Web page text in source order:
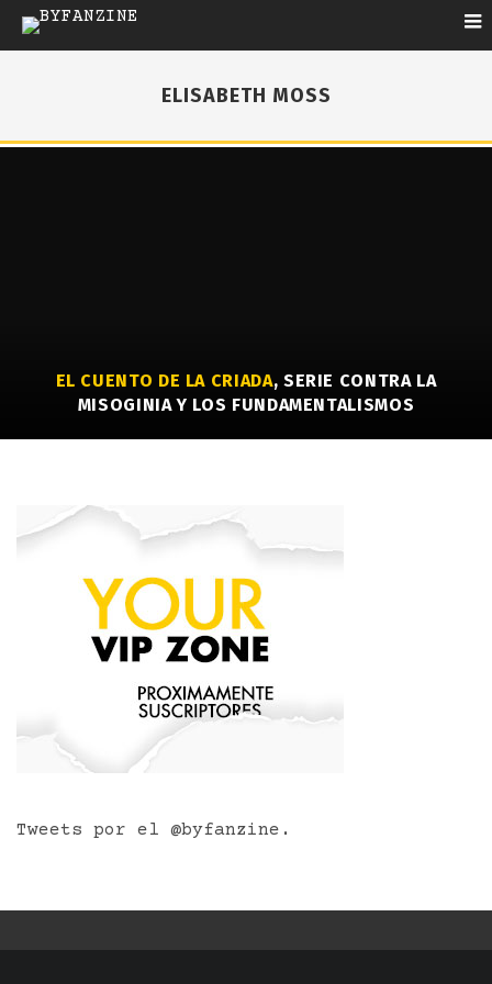
ELISABETH MOSS
EL CUENTO DE LA CRIADA, SERIE CONTRA LA
MISOGINIA Y LOS FUNDAMENTALISMOS
Tweets por el @byfanzine.